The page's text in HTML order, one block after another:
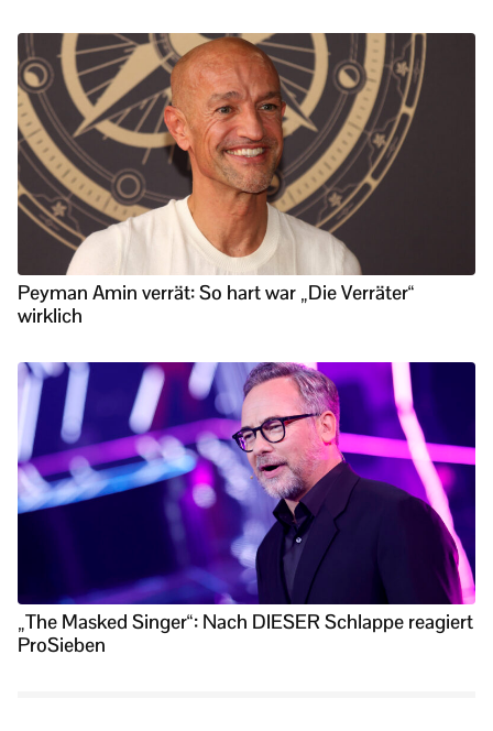
Peyman Amin verrät: So hart war „Die Verräter“
wirklich
„The Masked Singer“: Nach DIESER Schlappe reagiert
ProSieben